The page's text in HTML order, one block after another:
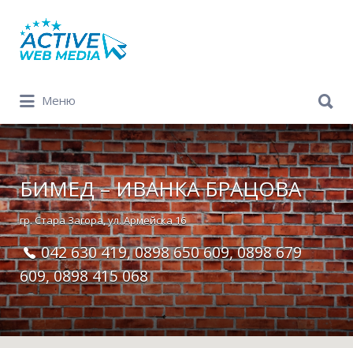
Search
for:
Меню
for:
БИМЕД – ИВАНКА БРАЦОВА
гр. Стара Загора, ул. Армейска 16
042 630 419, 0898 650 609, 0898 679
609, 0898 415 068